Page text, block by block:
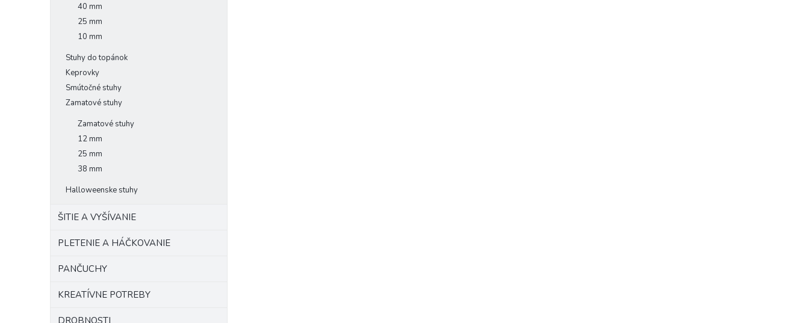
40 mm
25 mm
10 mm
Stuhy do topánok
Keprovky
Smútočné stuhy
Zamatové stuhy
Zamatové stuhy
12 mm
25 mm
38 mm
Halloweenske stuhy
ŠITIE A VYŠÍVANIE
PLETENIE A HÁČKOVANIE
PANČUCHY
KREATÍVNE POTREBY
DROBNOSTI